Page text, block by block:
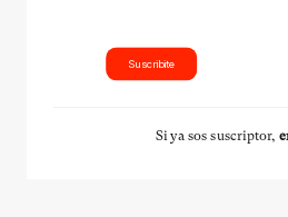
Suscribite
Si ya sos suscriptor,